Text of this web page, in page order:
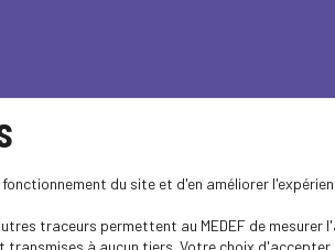
du site et d'en améliorer
traceurs permettent au MEDEF de
transmises à aucun tiers. Votre choix